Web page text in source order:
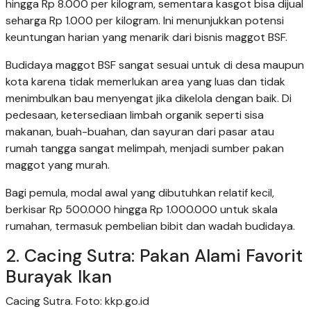
hingga Rp 8.000 per kilogram, sementara kasgot bisa dijual
seharga Rp 1.000 per kilogram. Ini menunjukkan potensi
keuntungan harian yang menarik dari bisnis maggot BSF.
Budidaya maggot BSF sangat sesuai untuk di desa maupun
kota karena tidak memerlukan area yang luas dan tidak
menimbulkan bau menyengat jika dikelola dengan baik. Di
pedesaan, ketersediaan limbah organik seperti sisa
makanan, buah-buahan, dan sayuran dari pasar atau
rumah tangga sangat melimpah, menjadi sumber pakan
maggot yang murah.
Bagi pemula, modal awal yang dibutuhkan relatif kecil,
berkisar Rp 500.000 hingga Rp 1.000.000 untuk skala
rumahan, termasuk pembelian bibit dan wadah budidaya.
2. Cacing Sutra: Pakan Alami Favorit
Burayak Ikan
Cacing Sutra. Foto: kkp.go.id